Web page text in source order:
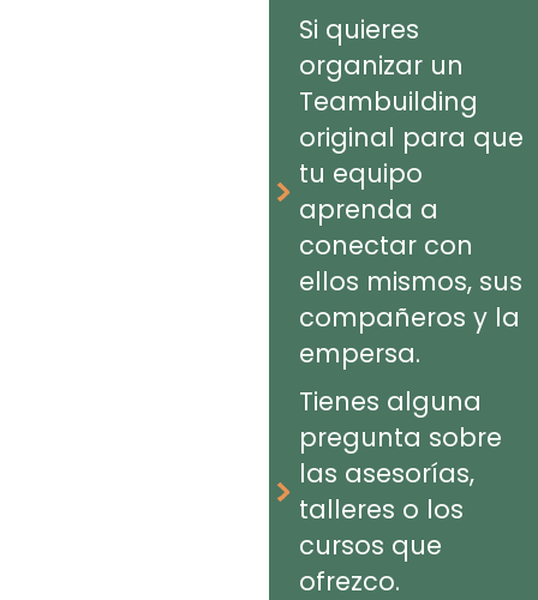
Si quieres
organizar un
Teambuilding
original para que
tu equipo
aprenda a
conectar con
ellos mismos, sus
compañeros y la
empersa.
Tienes alguna
pregunta sobre
las asesorías,
talleres o los
cursos que
ofrezco.